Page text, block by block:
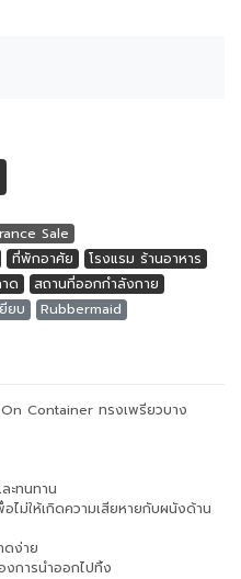
Sale
ที่พักอาศัย
โรงแรม ร้านอาหาร
ด
สถานที่ออกกำลังกาย
ยบ Rubbermaid
Container ทรงเพรียวบาง
ะทนทาน
ไม่ให้เกิดความเสียหายกับผนังด้าน
ดง่าย
งการนำออกไปทิ้ง